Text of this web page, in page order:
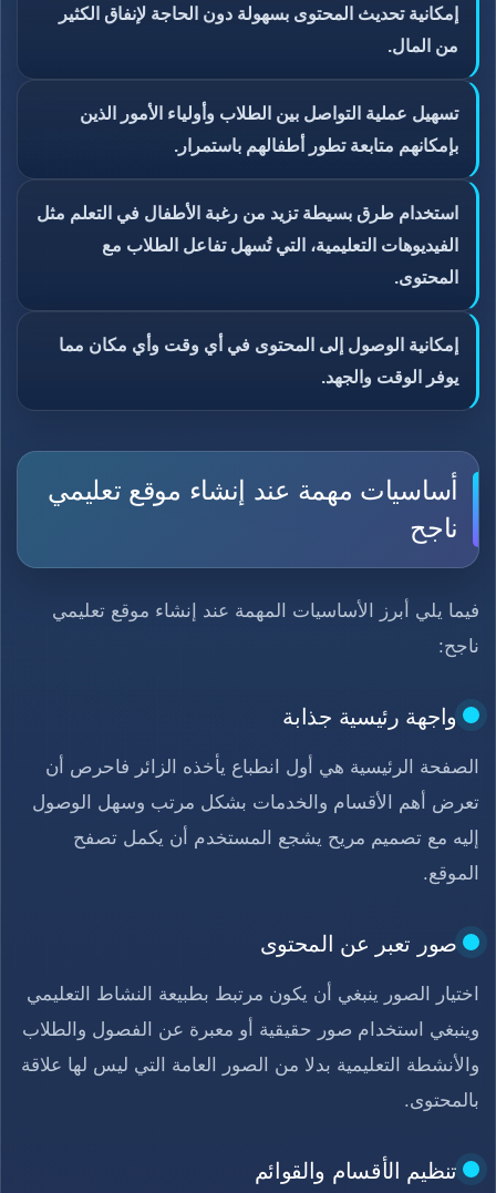
إمكانية تحديث المحتوى بسهولة دون الحاجة لإنفاق الكثير
من المال.
تسهيل عملية التواصل بين الطلاب وأولياء الأمور الذين
بإمكانهم متابعة تطور أطفالهم باستمرار.
استخدام طرق بسيطة تزيد من رغبة الأطفال في التعلم مثل
الفيديوهات التعليمية، التي تُسهل تفاعل الطلاب مع
المحتوى.
إمكانية الوصول إلى المحتوى في أي وقت وأي مكان مما
يوفر الوقت والجهد.
أساسيات مهمة عند إنشاء موقع تعليمي
ناجح
فيما يلي أبرز الأساسيات المهمة عند إنشاء موقع تعليمي
ناجح:
واجهة رئيسية جذابة
الصفحة الرئيسية هي أول انطباع يأخذه الزائر فاحرص أن
تعرض أهم الأقسام والخدمات بشكل مرتب وسهل الوصول
إليه مع تصميم مريح يشجع المستخدم أن يكمل تصفح
الموقع.
صور تعبر عن المحتوى
اختيار الصور ينبغي أن يكون مرتبط بطبيعة النشاط التعليمي
وينبغي استخدام صور حقيقية أو معبرة عن الفصول والطلاب
والأنشطة التعليمية بدلا من الصور العامة التي ليس لها علاقة
بالمحتوى.
تنظيم الأقسام والقوائم